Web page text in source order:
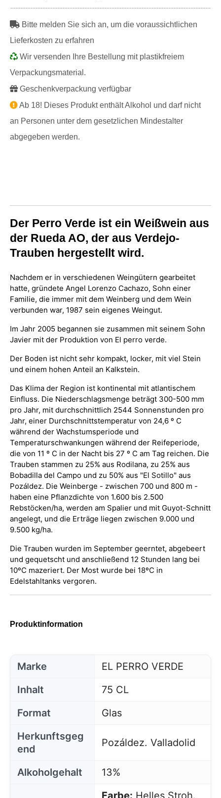
Bitte melden Sie sich an, um die voraussichtlichen
Lieferkosten zu erfahren
Wir versenden Ihre Bestellung mit plastikfreiem
Verpackungsmaterial.
Geschenkverpackung verfügbar
Ab 18! Dieses Produkt enthält Alkohol und darf nicht
an Personen unter dem gesetzlichen Mindestalter
abgegeben werden.
Der Perro Verde ist ein Weißwein aus
der Rueda AO, der aus Verdejo-
Trauben hergestellt wird.
Nachdem er in verschiedenen Weingütern gearbeitet
hatte, gründete Angel Lorenzo Cachazo, Sohn einer
Familie, die immer mit dem Weinberg und dem Wein
verbunden war, 1987 sein eigenes Weingut.
Im Jahr 2005 begannen sie zusammen mit seinem Sohn
Javier mit der Produktion von El perro verde.
Der Boden ist nicht sehr kompakt, locker, mit viel Stein
und einem hohen Anteil an Kalkstein.
Das Klima der Region ist kontinental mit atlantischem
Einfluss. Die Niederschlagsmenge beträgt 300-500 mm
pro Jahr, mit durchschnittlich 2544 Sonnenstunden pro
Jahr, einer Durchschnittstemperatur von 24,6 º C
während der Wachstumsperiode und
Temperaturschwankungen während der Reifeperiode,
die von 11 º C in der Nacht bis 27 º C am Tag reichen. Die
Trauben stammen zu 25% aus Rodilana, zu 25% aus
Bobadilla del Campo und zu 50% aus "El Sotillo" aus
Pozáldez. Die Weinberge - zwischen 700 und 800 m -
haben eine Pflanzdichte von 1.600 bis 2.500
Rebstöcken/ha, werden am Spalier und mit Guyot-Schnitt
angelegt, und die Erträge liegen zwischen 9.000 und
9.500 kg/ha.
Die Trauben wurden im September geerntet, abgebeert
und gequetscht und anschließend 12 Stunden lang bei
10ºC mazeriert. Der Most wurde bei 18ºC in
Edelstahltanks vergoren.
Produktinformation
Marke
EL PERRO VERDE
Inhalt
75 CL
Format
Glas
Herkunftsgeg
end
Pozáldez. Valladolid
Alkoholgehalt
13%
Farbe: Helles Stroh.